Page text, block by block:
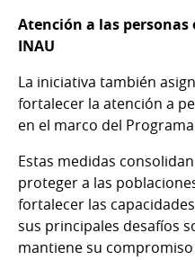
Atención a las
INAU
La iniciativa también
fortalecer la atención a
en el marco del Programa
Estas medidas
proteger a las
fortalecer las
sus principales desafíos
mantiene su